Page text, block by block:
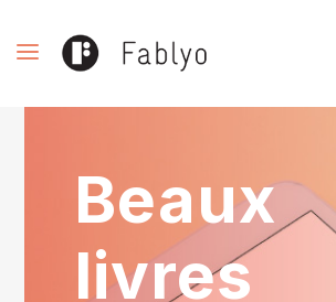
Beaux
livres